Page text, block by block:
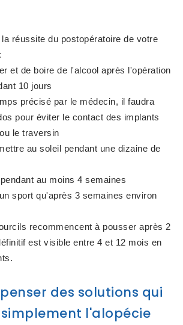
réussite du postopératoire de votre
et de boire de l'alcool après l'opération
10 jours
précisé par le médecin, il faudra
pour éviter le contact des implants
le traversin
au soleil pendant une dizaine de
au moins 4 semaines
sport qu'après 3 semaines environ
recommencent à pousser après 2
est visible entre 4 et 12 mois en
des solutions qui
l'alopécie